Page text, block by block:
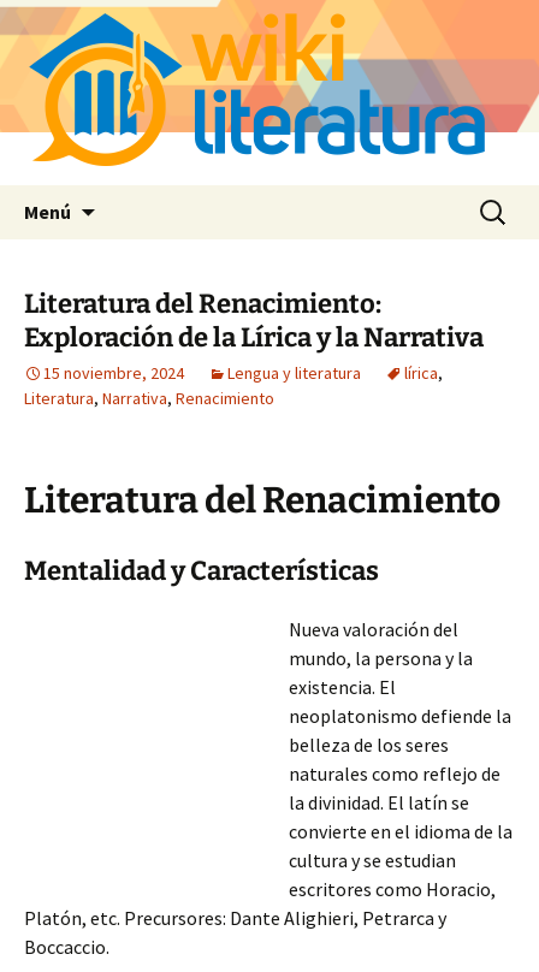
Menú Buscar:
Literatura del Renacimiento:
Exploración de la Lírica y la Narrativa
15 noviembre, 2024 Lengua y literatura lírica,
Literatura, Narrativa, Renacimiento
Literatura del Renacimiento
Mentalidad y Características
Nueva valoración del
mundo, la persona y la
existencia. El
neoplatonismo defiende la
belleza de los seres
naturales como reflejo de
la divinidad. El latín se
convierte en el idioma de la
cultura y se estudian
escritores como Horacio,
Platón, etc. Precursores: Dante Alighieri, Petrarca y
Boccaccio.